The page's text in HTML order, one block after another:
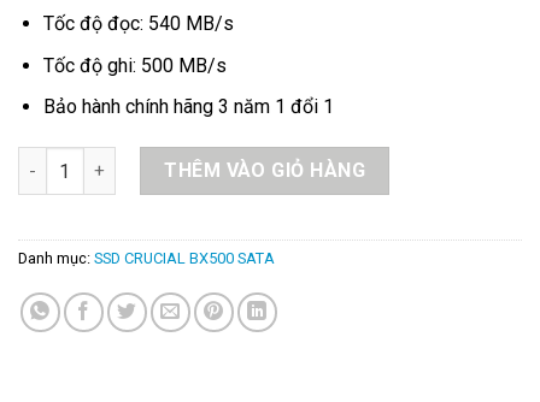
Tốc độ đọc: 540 MB/s
Tốc độ ghi: 500 MB/s
Bảo hành chính hãng 3 năm 1 đổi 1
SSD Crucial BX500 3D NAND 2.5-Inch SATA III 1TB
THÊM VÀO GIỎ HÀNG
Danh mục: SSD CRUCIAL BX500 SATA